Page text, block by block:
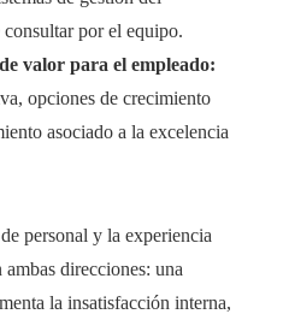
por el equipo.
valor para el empleado:
opciones de crecimiento
asociado a la excelencia
personal y la experiencia
direcciones: una
la insatisfacción interna,